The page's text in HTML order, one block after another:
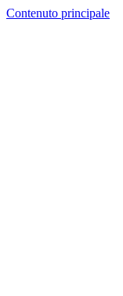
Contenuto principale